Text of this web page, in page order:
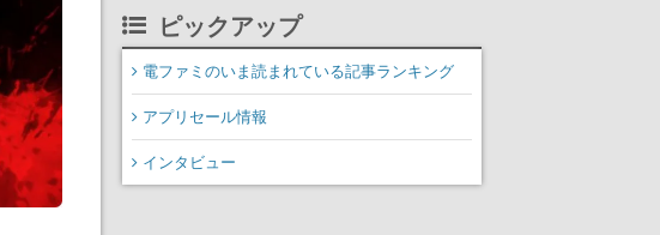
界の古代洞窟を舞台に、4
つのバイオームを探索し
ピックアップ
電ファミのいま読まれている記事ランキング
アプリセール情報
インタビュー